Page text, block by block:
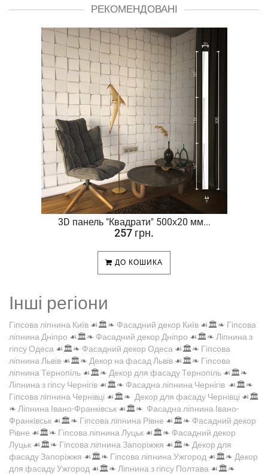
РЕКОМЕНДОВАНІ
3D панель "Квадрати" 500х20 мм...
257 грн.
ДО КОШИКА
Інші регіони
Гіпсова ліпнина Київ ☙🏛️❧ Фасадний декор Київ ☙🏛️❧ Гіпсова
ліпнина Дніпро ☙🏛️❧ Фасадний декор Дніпро ☙🏛️❧ Ліпнина з
гіпсу Одеса ☙🏛️❧ Фасадний декор Одеса ☙🏛️❧ Гіпсова
ліпнина Львів ☙🏛️❧ Декор на фасад Львів ☙🏛️❧ Гіпсова
ліпнина Тернопіль ☙🏛️❧ Декор для фасаду Тернопіль ☙🏛️❧
Ліпнина з гіпсу Чернігів ☙🏛️❧ Фасадна ліпнина Чернігів ☙🏛️❧
Гіпсова ліпнина Чернівці ☙🏛️❧ Декор для фасаду Чернівці ☙🏛️
❧ Ліпнина Івано-Франківськ ☙🏛️❧ Фасадна ліпнина Івано-
Франківськ ☙🏛️❧ Гіпсова ліпнина Рівне ☙🏛️❧ Фасадний декор
Рівне ☙🏛️❧ Гіпсова ліпнина Луцьк ☙🏛️❧ Фасадний декор
Луцьк ☙🏛️❧ Гіпсова ліпнина Запоріжжя ☙🏛️❧ Декор для
фасаду Запоріжжя ☙🏛️❧ Гіпсова ліпнина Ужгород ☙🏛️❧ Декор
для фасаду Ужгород ☙🏛️❧ Ліпнина з гіпсу Полтава ☙🏛️❧